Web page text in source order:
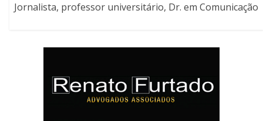
Jornalista, professor universitário, Dr. em Comunicação